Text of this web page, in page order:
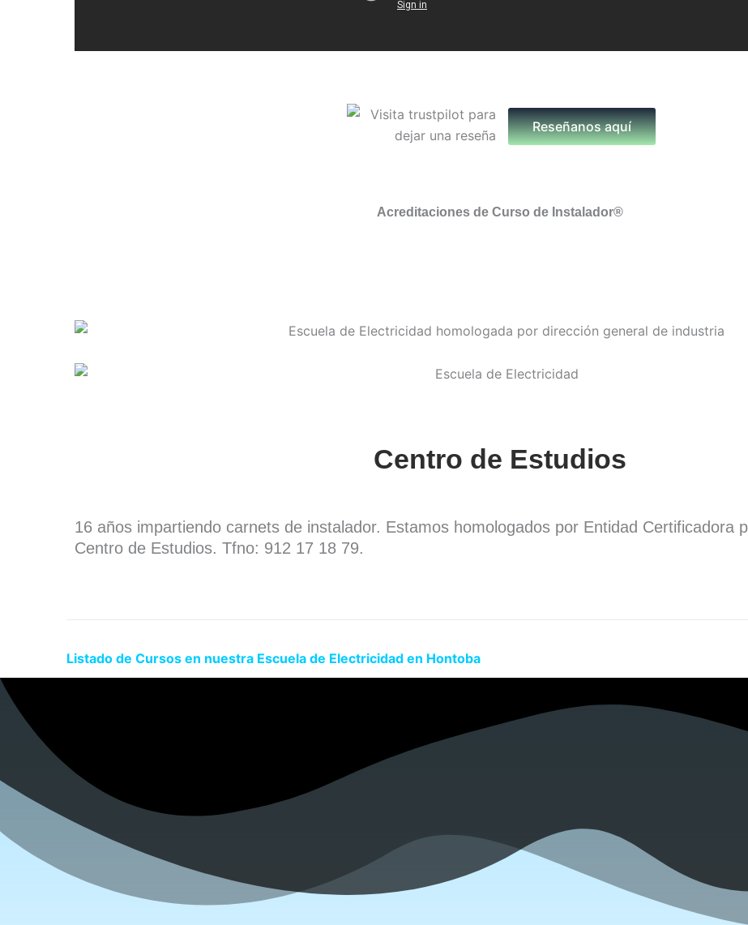
Reseñanos aquí
Acreditaciones de Curso de Instalador®
Centro de Estudios
16 años impartiendo carnets de instalador. Estamos homologados por Entidad Certificadora
Centro de Estudios. Tfno: 912 17 18 79.
Listado de Cursos en nuestra Escuela de Electricidad en Hontoba